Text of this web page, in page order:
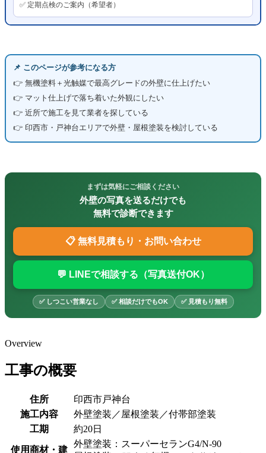
✅ 定期点検のご案内（希望者）
📌 このページが参考になる方
👉 無機塗料＋光触媒で最高グレードの外壁に仕上げたい
👉 マット仕上げで落ち着いた外観にしたい
👉 近所で施工を見て業者を探している
👉 印西市・戸神台エリアで外壁・屋根塗装を検討している
まずは気軽にご相談ください
外壁の写真を送るだけでも
無料で診断できます
📋 無料見積もり・お問い合わせ
💬 LINEで相談する（写真送付OK）
✅ しつこい営業なし ✅ 相談だけでもOK ✅ 見積もり無料
Overview
工事の概要
住所
印西市戸神台
施工内容
外壁塗装／屋根塗装／付帯部塗装
工期
約20日
使用商材・建
外壁塗装：スーパーセランG4/N-90